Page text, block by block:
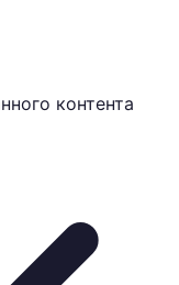
контента